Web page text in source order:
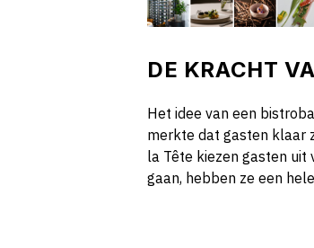
DE KRACHT
Het idee van een
merkte dat gasten klaar
la Tête kiezen gasten uit
gaan, hebben ze een